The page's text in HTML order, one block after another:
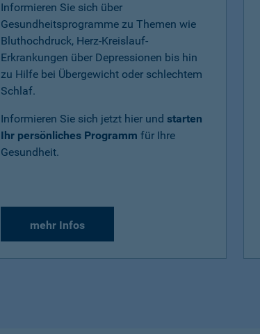
Informieren Sie sich über
Gesundheitsprogramme zu Themen wie
Bluthochdruck, Herz-Kreislauf-
Erkrankungen über Depressionen bis hin
zu Hilfe bei Übergewicht oder schlechtem
Schlaf.
Informieren Sie sich jetzt hier und starten
Ihr persönliches Programm für Ihre
Gesundheit.
mehr Infos